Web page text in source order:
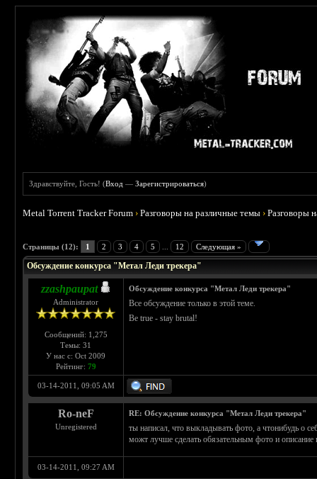
Здравствуйте, Гость! (Вход —Зарегистрироваться)
Metal Torrent Tracker Forum ›Разговоры на различные темы ›Разговоры
Страницы (12): 1 2 3 4 5 12 Следующая »
Обсуждение конкурса "Метал Леди трекера"
zzashpaupat
Administrator
Сообщений: 1,275
Темы: 31
У нас с: Oct 2009
Рейтинг: 79
Обсуждение конкурса "Метал Леди трекера"
Все обсуждение только в этой теме.
Be true - stay brutal!
03-14-2011, 09:05 AM
Ro-neF
Unregistered
RE: Обсуждение конкурса "Метал Леди трекера"
ты написал, что выкладывать фото, а чтонибудь о
можт лучше сделать обязательным фото и
03-14-2011, 09:27 AM